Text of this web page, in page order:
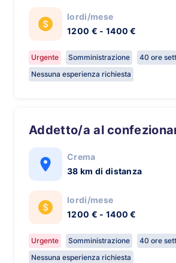
lordi/mese
1200 € - 1400 €
Urgente Somministrazione
40 ore
Nessuna esperienza richiesta
Addetto/a al
Crema
38 km di distanza
lordi/mese
1200 € - 1400 €
Urgente Somministrazione
40 ore
Nessuna esperienza richiesta